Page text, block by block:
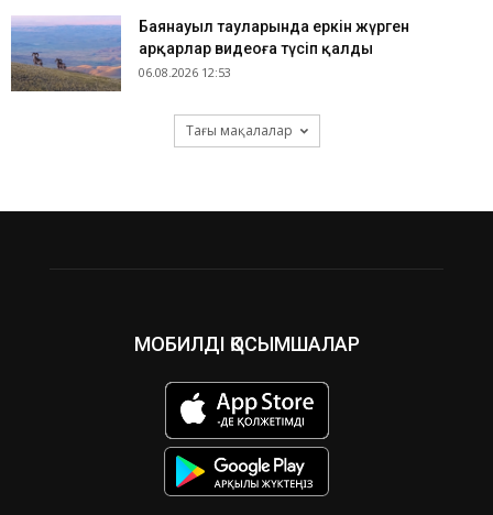
Баянауыл тауларында еркін жүрген
арқарлар видеоға түсіп қалды
06.08.2026 12:53
Тағы мақалалар
МОБИЛДІ ҚОСЫМШАЛАР